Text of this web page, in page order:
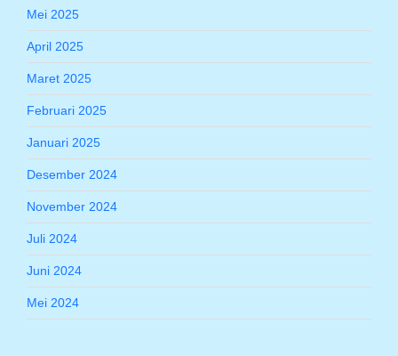
Mei 2025
April 2025
Maret 2025
Februari 2025
Januari 2025
Desember 2024
November 2024
Juli 2024
Juni 2024
Mei 2024